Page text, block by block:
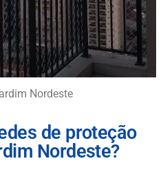
Nordeste
de proteção
Nordeste?